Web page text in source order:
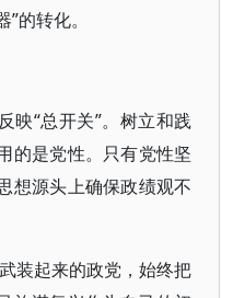
的转化。
映“总开关”。树立和践
的是党性。只有党性坚
想源头上确保政绩观不
装起来的政党，始终把